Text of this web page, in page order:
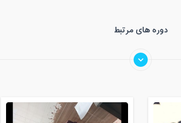
دوره های مرتبط